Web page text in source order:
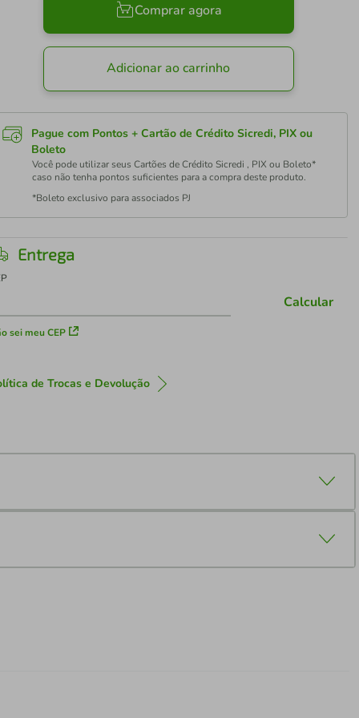
Comprar agora
Adicionar ao carrinho
Pague com Pontos + Cartão de Crédito Sicredi, PIX ou
Boleto
Você pode utilizar seus Cartões de Crédito Sicredi , PIX ou Boleto*
caso não tenha pontos suficientes para a compra deste produto.
*Boleto exclusivo para associados PJ
Entrega
sei meu CEP
Calcular
de Trocas e Devolução